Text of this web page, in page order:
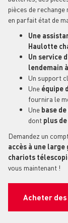
pièces de
en parfait état de
Une
Haulotte
Un service
lendemain
Un support
Une équipe
fournira le
Une base
dont plus
Demandez un
accès à une
chariots
vous maintenant !
Acheter